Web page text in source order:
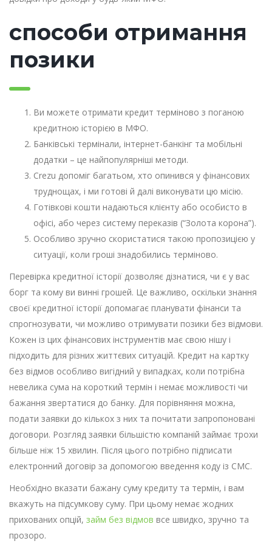
способи отримання
позики
Ви можете отримати кредит терміново з поганою
кредитною історією в МФО.
Банківські термінали, інтернет-банкінг та мобільні
додатки – це найпопулярніші методи.
Crezu допоміг багатьом, хто опинився у фінансових
труднощах, і ми готові й далі виконувати цю місію.
Готівкові кошти надаються клієнту або особисто в
офісі, або через систему переказів (“Золота корона”).
Особливо зручно скористатися такою пропозицією у
ситуації, коли гроші знадобились терміново.
Перевірка кредитної історії дозволяє дізнатися, чи є у вас
борг та кому ви винні грошей. Це важливо, оскільки знання
своєї кредитної історії допомагає планувати фінанси та
спрогнозувати, чи можливо отримувати позики без відмови.
Кожен із цих фінансових інструментів має свою нішу і
підходить для різних життєвих ситуацій. Кредит на картку
без відмов особливо вигідний у випадках, коли потрібна
невелика сума на короткий термін і немає можливості чи
бажання звертатися до банку. Для порівняння можна,
подати заявки до кількох з них та почитати запропоновані
договори. Розгляд заявки більшістю компаній займає трохи
більше ніж 15 хвилин. Після цього потрібно підписати
електронний договір за допомогою введення коду із СМС.
Необхідно вказати бажану суму кредиту та термін, і вам
вкажуть на підсумкову суму. При цьому немає жодних
прихованих опцій, займ без відмов все швидко, зручно та
прозоро.